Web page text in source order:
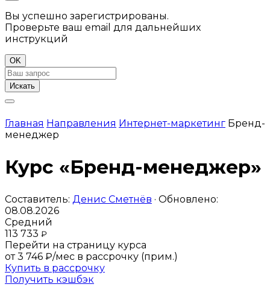
Вы успешно зарегистрированы.
Проверьте ваш email для дальнейших
инструкций
OK
Искать
Главная Направления Интернет-маркетинг Бренд-
менеджер
Курс «Бренд-менеджер»
Составитель: Денис Сметнёв · Обновлено:
08.08.2026
Средний
113 733 ₽
Перейти на страницу курса
от 3 746 ₽/мес в рассрочку (прим.)
Купить в рассрочку
Получить кэшбэк